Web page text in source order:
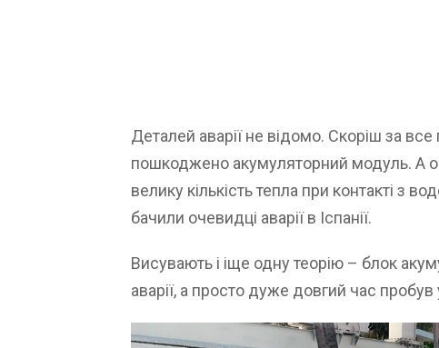
Деталей аварії не відомо. Скоріш за
пошкоджено акумуляторний модуль. А
велику кількість тепла при контакті з
бачили очевидці аварії в Іспанії.
Висувають і іще одну теорію – блок
аварії, а просто дуже довгий час пробув